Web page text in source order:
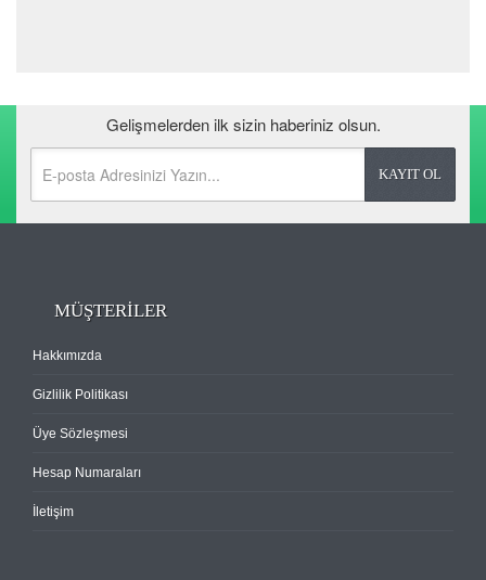
Gelişmelerden ilk sizin haberiniz olsun.
MÜŞTERİLER
Hakkımızda
Gizlilik Politikası
Üye Sözleşmesi
Hesap Numaraları
İletişim